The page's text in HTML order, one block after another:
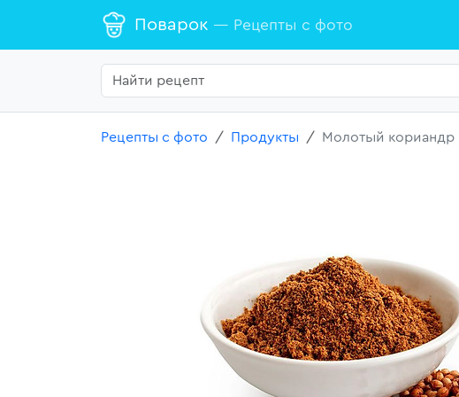
Поварок — Рецепты с фото
Рецепты с фото Продукты Молотый кориандр